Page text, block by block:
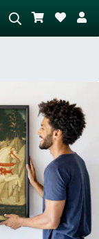
してください – 例：
の多い抽象画、暗い
ばの立ち姿のヌー
ド。